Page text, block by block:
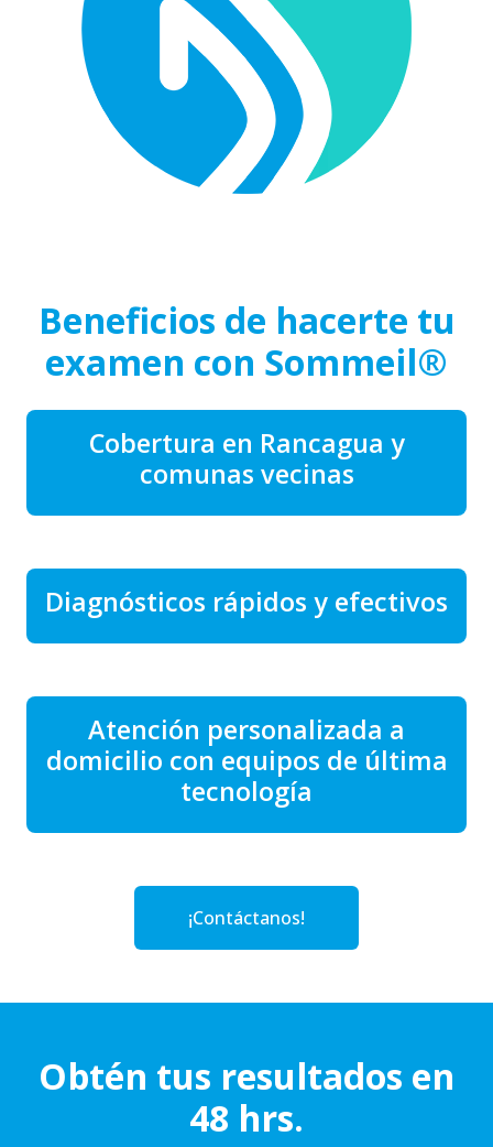
Beneficios de hacerte tu
examen con Sommeil®
Cobertura en Rancagua y
comunas vecinas
Diagnósticos rápidos y efectivos
Atención personalizada a
domicilio con equipos de última
tecnología
¡Contáctanos!
Obtén tus resultados en
48 hrs.